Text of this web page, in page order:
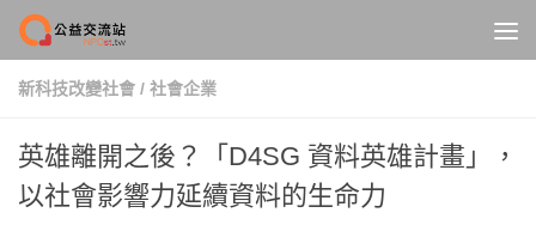
Skip to content
新科技改變社會 / 社會企業
英雄離開之後？「D4SG 資料英雄計畫」，
以社會影響力延續資料的生命力